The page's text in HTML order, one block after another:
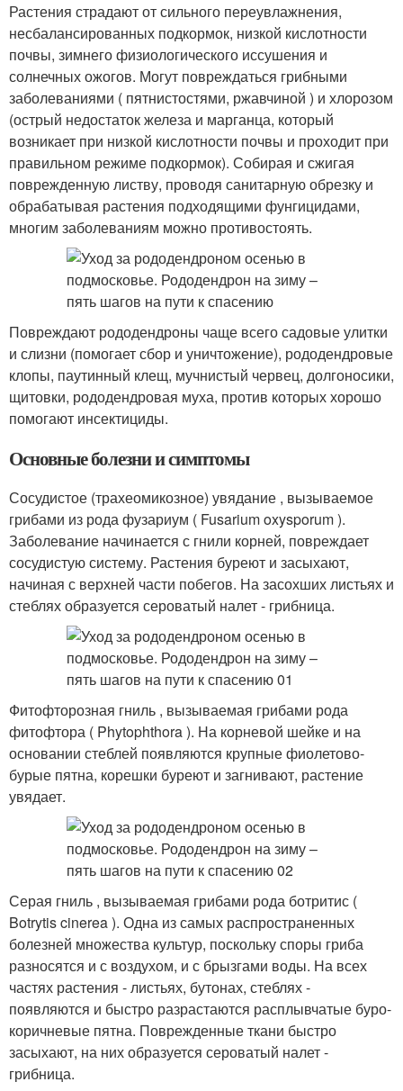
Растения страдают от сильного переувлажнения,
несбалансированных подкормок, низкой кислотности
почвы, зимнего физиологического иссушения и
солнечных ожогов. Могут повреждаться грибными
заболеваниями ( пятнистостями, ржавчиной ) и хлорозом
(острый недостаток железа и марганца, который
возникает при низкой кислотности почвы и проходит при
правильном режиме подкормок). Собирая и сжигая
поврежденную листву, проводя санитарную обрезку и
обрабатывая растения подходящими фунгицидами,
многим заболеваниям можно противостоять.
Повреждают рододендроны чаще всего садовые улитки
и слизни (помогает сбор и уничтожение), рододендровые
клопы, паутинный клещ, мучнистый червец, долгоносики,
щитовки, рододендровая муха, против которых хорошо
помогают инсектициды.
Основные болезни и симптомы
Сосудистое (трахеомикозное) увядание , вызываемое
грибами из рода фузариум ( Fusarium oxysporum ).
Заболевание начинается с гнили корней, повреждает
сосудистую систему. Растения буреют и засыхают,
начиная с верхней части побегов. На засохших листьях и
стеблях образуется сероватый налет - грибница.
Фитофторозная гниль , вызываемая грибами рода
фитофтора ( Phytophthora ). На корневой шейке и на
основании стеблей появляются крупные фиолетово-
бурые пятна, корешки буреют и загнивают, растение
увядает.
Серая гниль , вызываемая грибами рода ботритис (
Botrytis cinerea ). Одна из самых распространенных
болезней множества культур, поскольку споры гриба
разносятся и с воздухом, и с брызгами воды. На всех
частях растения - листьях, бутонах, стеблях -
появляются и быстро разрастаются расплывчатые буро-
коричневые пятна. Поврежденные ткани быстро
засыхают, на них образуется сероватый налет -
грибница.